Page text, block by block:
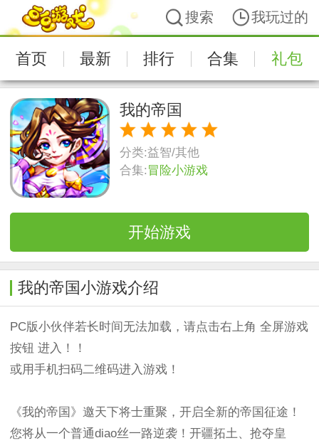
搜索 我玩过的
首页 最新 排行 合集 礼包
我的帝国
分类:益智/其他
合集: 冒险小游戏
开始游戏
我的帝国小游戏介绍
PC版小伙伴若长时间无法加载，请点击右上角 全屏游戏
按钮 进入！！
或用手机扫码二维码进入游戏！
《我的帝国》邀天下将士重聚，开启全新的帝国征途！
您将从一个普通diao丝一路逆袭！开疆拓土、抢夺皇